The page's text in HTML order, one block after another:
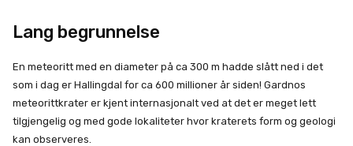
Lang begrunnelse
En meteoritt med en diameter på ca 300 m hadde slått ned i det
som i dag er Hallingdal for ca 600 millioner år siden! Gardnos
meteorittkrater er kjent internasjonalt ved at det er meget lett
tilgjengelig og med gode lokaliteter hvor kraterets form og geologi
kan observeres.